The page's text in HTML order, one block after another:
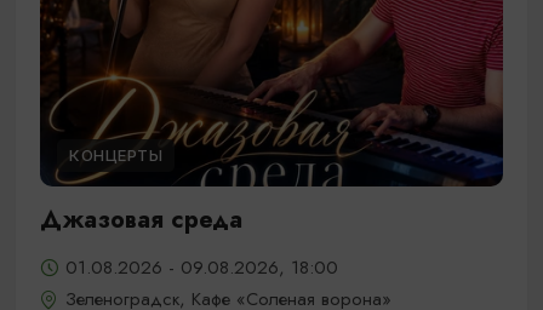
КОНЦЕРТЫ
Джазовая среда
01.08.2026 - 09.08.2026, 18:00
Зеленоградск, Кафе «Соленая ворона»